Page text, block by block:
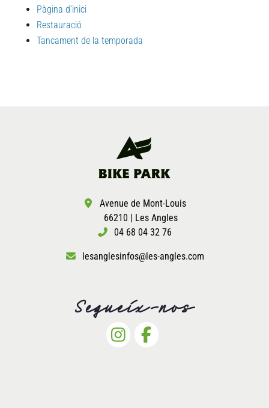
Pàgina d’inici
Restauració
Tancament de la temporada
Avenue de Mont-Louis
66210 | Les Angles
04 68 04 32 76
lesanglesinfos@les-angles.com
Segueix-nos